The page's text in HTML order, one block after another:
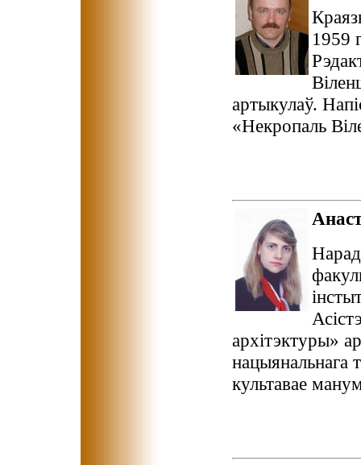
1959
артыкулаў.
«Некропаль
архітэктуры»
нацыянальнага
культавае